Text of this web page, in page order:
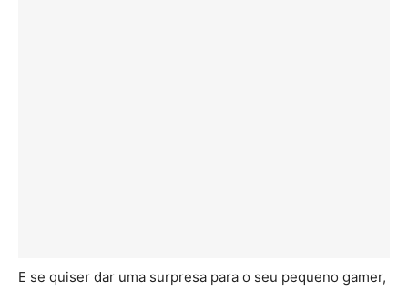
E se quiser dar uma surpresa para o seu pequeno gamer,